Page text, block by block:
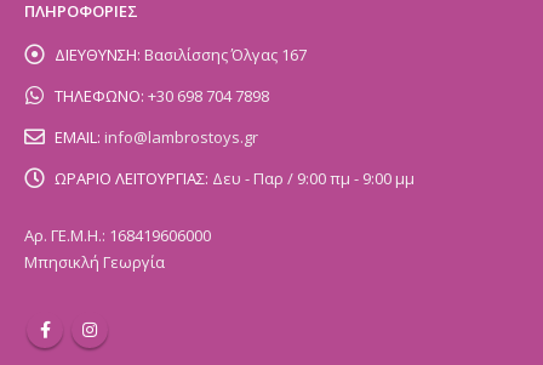
ΠΛΗΡΟΦΟΡΙΕΣ
ΔΙΕΥΘΥΝΣΗ: Βασιλίσσης Όλγας 167
ΤΗΛΕΦΩΝΟ: +30 698 704 7898
EMAIL: info@lambrostoys.gr
ΩΡΑΡΙΟ ΛΕΙΤΟΥΡΓΙΑΣ: Δευ - Παρ / 9:00 πμ - 9:00 μμ
Αρ. ΓΕ.Μ.Η.: 168419606000
Μπησικλή Γεωργία